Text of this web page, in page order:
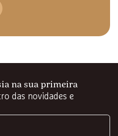
na sua primeira
das novidades e